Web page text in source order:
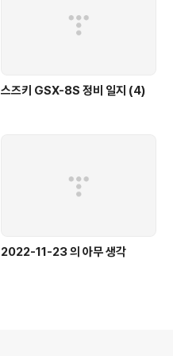
스즈키 GSX-8S 정비 일지 (4)
2022-11-23 의 아무 생각